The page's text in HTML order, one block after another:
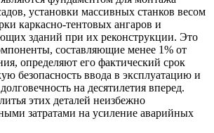
установки массивных станков весом
каркасно-тентовых ангаров и
зданий при их реконструкции. Это
составляющие менее 1% от
определяют его фактический срок
безопасность ввода в эксплуатацию и
на десятилетия вперед.
этих деталей неизбежно
затратами на усиление аварийных